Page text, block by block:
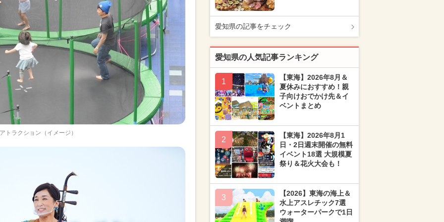
トラクション（イメージ）
愛知県の記事をチェック
愛知県の人気記事ランキング
1
【東海】2026年8月＆
夏休みにおすすめ！親
子向けおでかけ先＆イ
ベントまとめ
2
【東海】2026年8月1
日・2日週末開催の無料
イベント18選 大規模夏
祭り＆花火大会も！
3
【2026】東海の海上＆
水上アスレチック7選
ウォーターパークで1日